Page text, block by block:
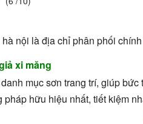
nội là địa chỉ phân phối
xi măng
mục sơn trang trí, giúp
hữu hiệu nhất, tiết kiệm